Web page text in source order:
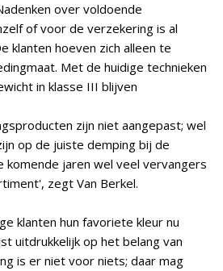
over voldoende
of voor de verzekering is al
klanten hoeven zich alleen te
Met de huidige technieken
in klasse III blijven
zijn niet aangepast; wel
op de juiste demping bij de
komende jaren wel veel vervangers
zegt Van Berkel.
klanten hun favoriete kleur nu
uitdrukkelijk op het belang van
is er niet voor niets; daar mag